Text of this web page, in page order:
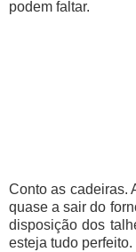
podem faltar.
Conto as cadeiras.
quase a sair do
disposição dos
esteja tudo perfeito.